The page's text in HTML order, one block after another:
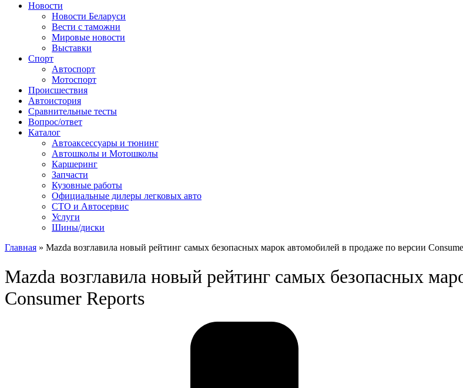
Сайт про автомобили
Новости
Новости Беларуси
Вести с таможни
Мировые новости
Выставки
Спорт
Автоспорт
Мотоспорт
Происшествия
Автоистория
Сравнительные тесты
Вопрос/ответ
Каталог
Автоакcессуары и тюнинг
Автошколы и Мотошколы
Каршеринг
Запчасти
Кузовные работы
Официальные дилеры легковых авто
СТО и Автосервис
Услуги
Шины/диски
Главная » Mazda возглавила новый рейтинг самых безопасных марок автомобилей в продаже по версии
Mazda возглавила новый рейтинг самых безопасных
Consumer Reports